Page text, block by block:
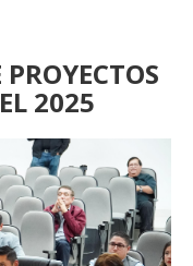
2025